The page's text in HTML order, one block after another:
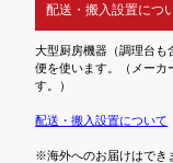
配送・搬入設置につ
大型厨房機器（調理台も
便を使います。（メーカ
す。）
配送・搬入設置について
※海外へのお届けはでき